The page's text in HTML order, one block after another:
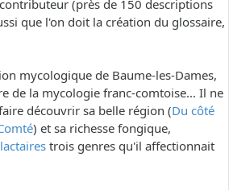
(près de 150 descriptions
que l'on doit la création du glossaire,
mycologique de Baume-les-Dames,
de la mycologie franc-comtoise... Il ne
découvrir sa belle région (Du côté
) et sa richesse fongique,
lactaires trois genres qu'il affectionnait